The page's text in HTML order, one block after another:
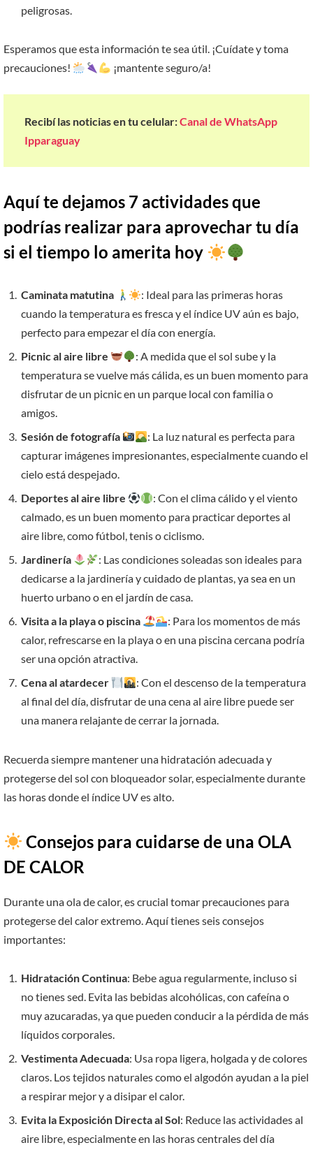
peligrosas.
Esperamos que esta información te sea útil. ¡Cuídate y toma
precauciones!
​ ¡mantente seguro/a!
Recibí las noticias en tu celular:Canal de WhatsApp
Ipparaguay
Aquí te dejamos 7 actividades que
podrías realizar para aprovechar tu día
si el tiempo lo amerita hoy
Caminata matutina
: Ideal para las primeras horas
cuando la temperatura es fresca y el índice UV aún es bajo,
perfecto para empezar el día con energía.
Picnic al aire libre
: A medida que el sol sube y la
temperatura se vuelve más cálida, es un buen momento para
disfrutar de un picnic en un parque local con familia o
amigos.
Sesión de fotografía
: La luz natural es perfecta para
capturar imágenes impresionantes, especialmente cuando el
cielo está despejado.
Deportes al aire libre
: Con el clima cálido y el viento
calmado, es un buen momento para practicar deportes al
aire libre, como fútbol, tenis o ciclismo.
Jardinería
: Las condiciones soleadas son ideales para
dedicarse a la jardinería y cuidado de plantas, ya sea en un
huerto urbano o en el jardín de casa.
Visita a la playa o piscina
: Para los momentos de más
calor, refrescarse en la playa o en una piscina cercana podría
ser una opción atractiva.
Cena al atardecer
: Con el descenso de la temperatura
al final del día, disfrutar de una cena al aire libre puede ser
una manera relajante de cerrar la jornada.
Recuerda siempre mantener una hidratación adecuada y
protegerse del sol con bloqueador solar, especialmente durante
las horas donde el índice UV es alto.
Consejos para cuidarse de una OLA
DE CALOR
Durante una ola de calor, es crucial tomar precauciones para
protegerse del calor extremo. Aquí tienes seis consejos
importantes:
Hidratación Continua: Bebe agua regularmente, incluso si
no tienes sed. Evita las bebidas alcohólicas, con cafeína o
muy azucaradas, ya que pueden conducir a la pérdida de más
líquidos corporales.
Vestimenta Adecuada: Usa ropa ligera, holgada y de colores
claros. Los tejidos naturales como el algodón ayudan a la piel
a respirar mejor y a disipar el calor.
Evita la Exposición Directa al Sol: Reduce las actividades al
aire libre, especialmente en las horas centrales del día